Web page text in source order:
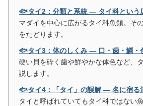
🐟タイ2：分類と系統 ― タイ科とい
マダイを中心に広がるタイ科魚類。そ
をたどります。
🐟タイ3：体のしくみ ― 口・歯・鱗
硬い貝を砕く歯や鮮やかな体色など、
説します。
🐟タイ4：「タイ」の誤解 ― 名に宿
タイと呼ばれていてもタイ科ではない